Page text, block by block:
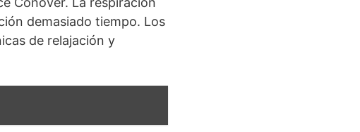
demasiado tiempo. Los
de relajación y